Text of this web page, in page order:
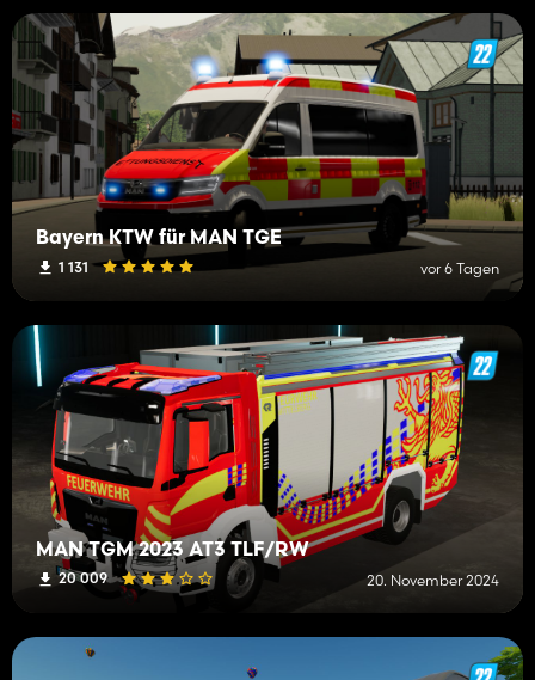
Bayern KTW für MAN TGE
1 131 vor 6 Tagen
MAN TGM 2023 AT3 TLF/RW
20 009 20. November 2024